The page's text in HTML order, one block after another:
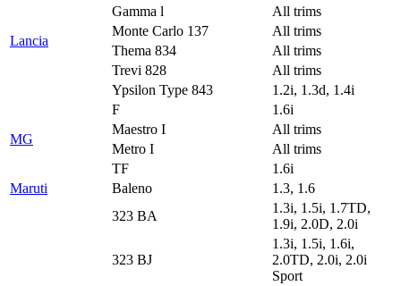
Lancia
Gamma l
All trims
Monte Carlo 137
All trims
Thema 834
All trims
Trevi 828
All trims
Ypsilon Type 843
1.2i, 1.3d, 1.4i
MG
F
1.6i
Maestro I
All trims
Metro I
All trims
TF
1.6i
Maruti
Baleno 1.3, 1.6
323 BA
1.3i, 1.5i, 1.7TD,
1.9i, 2.0D, 2.0i
323 BJ
1.3i, 1.5i, 1.6i,
2.0TD, 2.0i, 2.0i
Sport